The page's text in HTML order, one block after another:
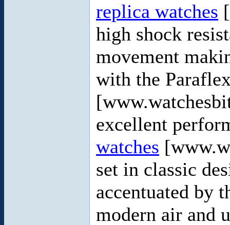
replica watches
high shock
movement
with the
excellent
watches
set in classic
accentuated by
modern air and